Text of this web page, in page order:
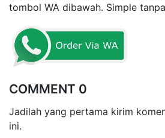
tombol WA dibawah. Simple
COMMENT 0
Jadilah yang pertama kirim
ini.